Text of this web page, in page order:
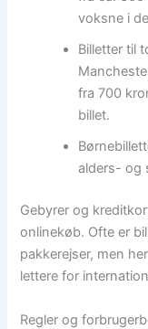
voksne i
Billetter til
fra 700
billet.
alders- og
Gebyrer og
onlinekøb. Ofte er
pakkerejser, men
lettere for
Regler og